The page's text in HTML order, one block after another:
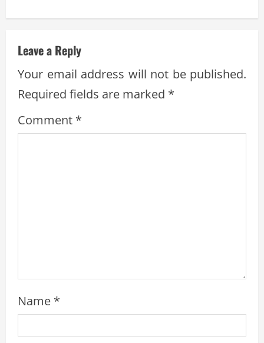
R
e
a
d
Leave a Reply
Your email address will not be published.
Required fields are marked *
Comment *
Name *